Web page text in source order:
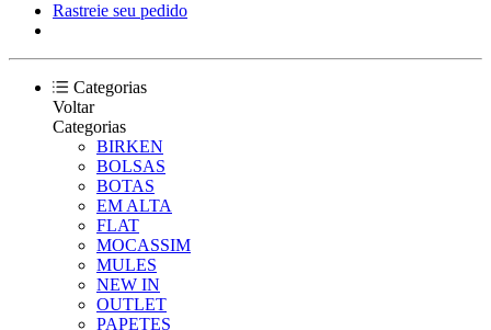
Rastreie seu pedido
Categorias
Voltar
Categorias
BIRKEN
BOLSAS
BOTAS
EM ALTA
FLAT
MOCASSIM
MULES
NEW IN
OUTLET
PAPETES